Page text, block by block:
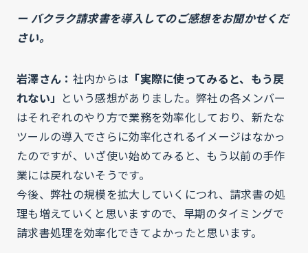
ー バクラク請求書を導入してのご感想をお聞かせくだ
さい。
岩澤さん： 社内からは 「実際に使ってみると、もう戻
れない」 という感想がありました。弊社の各メンバー
はそれぞれのやり方で業務を効率化しており、新たな
ツールの導入でさらに効率化されるイメージはなかっ
たのですが、いざ使い始めてみると、もう以前の手作
業には戻れないそうです。
今後、弊社の規模を拡大していくにつれ、請求書の処
理も増えていくと思いますので、早期のタイミングで
請求書処理を効率化できてよかったと思います。